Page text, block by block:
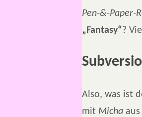
Pen-&-Paper-
„Fantasy“?
Also, was ist
mit Micha